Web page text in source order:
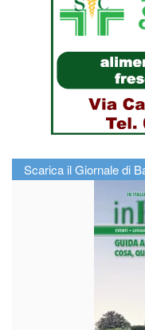
Scarica il Giornale di